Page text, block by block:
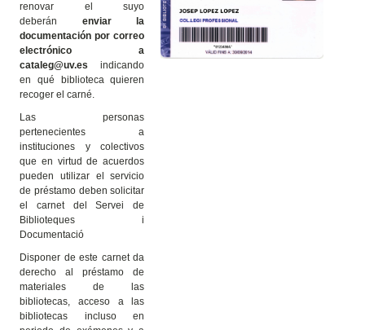
renovar el suyo
deberán enviar la
documentación por correo
electrónico a
cataleg@uv.es indicando
en qué biblioteca quieren
recoger el carné.
Las personas
pertenecientes a
instituciones y colectivos
que en virtud de acuerdos
pueden utilizar el servicio
de préstamo deben solicitar
el carnet del Servei de
Biblioteques i
Documentació
Disponer de este carnet da
derecho al préstamo de
materiales de las
bibliotecas, acceso a las
bibliotecas incluso en